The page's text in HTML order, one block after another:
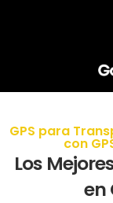
GPS para
con
Los
en